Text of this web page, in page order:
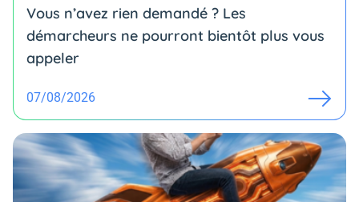
Vous n’avez rien demandé ? Les
démarcheurs ne pourront bientôt plus vous
appeler
07/08/2026